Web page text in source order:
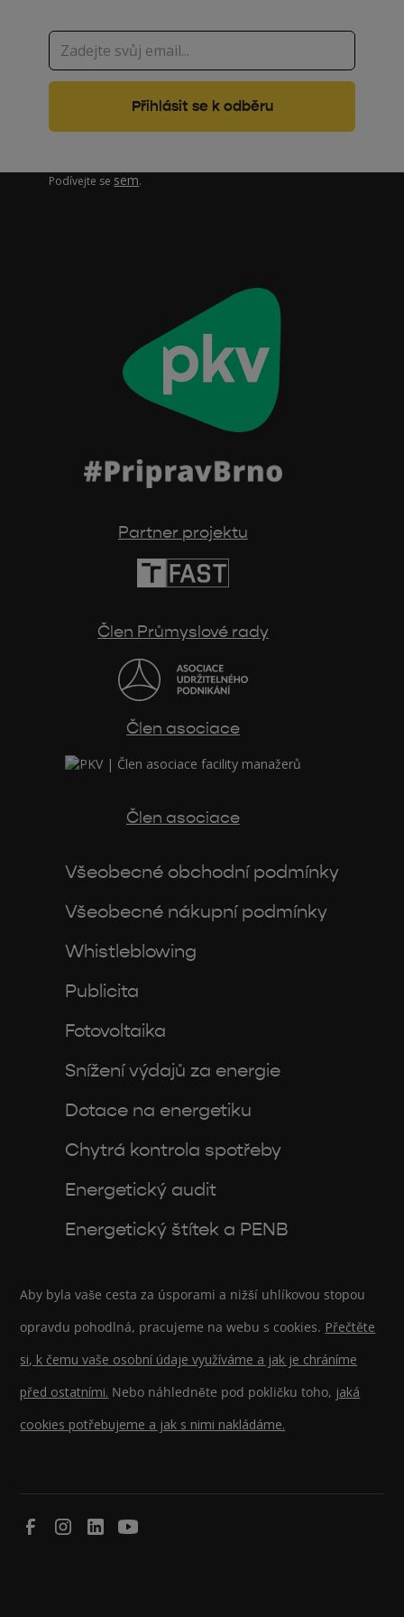
Podívejte se sem.
Partner projektu
Člen Průmyslové rady
Člen asociace
Člen asociace
Všeobecné obchodní podmínky
Všeobecné nákupní podmínky
Whistleblowing
Publicita
Fotovoltaika
Snížení výdajů za energie
Dotace na energetiku
Chytrá kontrola spotřeby
Energetický audit
Energetický štítek a PENB
Aby byla vaše cesta za úsporami a nižší uhlíkovou stopou
opravdu pohodlná, pracujeme na webu s cookies. Přečtěte
si, k čemu vaše osobní údaje využíváme a jak je chráníme
před ostatními. Nebo náhledněte pod pokličku toho, jaká
cookies potřebujeme a jak s nimi nakládáme.